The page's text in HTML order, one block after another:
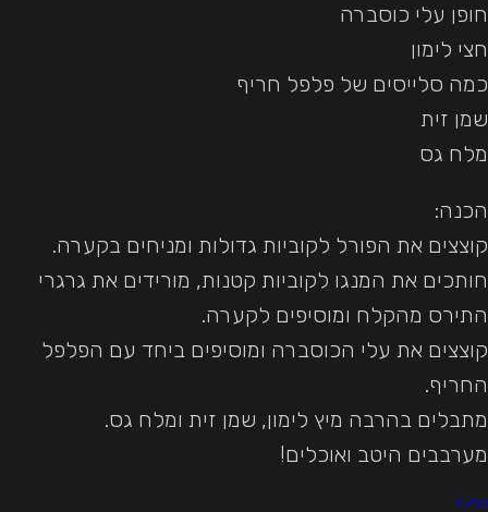
חופן עלי כוסברה
חצי לימון
כמה סלייסים של פלפל חריף
שמן זית
מלח גס
הכנה:
קוצצים את הפורל לקוביות גדולות ומניחים בקערה.
חותכים את המנגו לקוביות קטנות, מורידים את גרגרי
התירס מהקלח ומוסיפים לקערה.
קוצצים את עלי הכוסברה ומוסיפים ביחד עם הפלפל
החריף.
מתבלים בהרבה מיץ לימון, שמן זית ומלח גס.
מערבבים היטב ואוכלים!
סביצ'ה